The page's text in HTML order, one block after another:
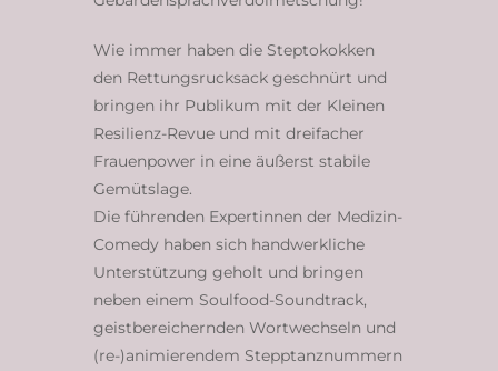
Wie immer haben die Steptokokken
den Rettungsrucksack geschnürt und
bringen ihr Publikum mit der Kleinen
Resilienz-Revue und mit dreifacher
Frauenpower in eine äußerst stabile
Gemütslage.
Die führenden Expertinnen der Medizin-
Comedy haben sich handwerkliche
Unterstützung geholt und bringen
neben einem Soulfood-Soundtrack,
geistbereichernden Wortwechseln und
(re-)animierendem Stepptanznummern